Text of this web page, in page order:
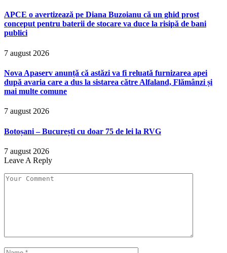
APCE o avertizează pe Diana Buzoianu că un ghid prost
conceput pentru baterii de stocare va duce la risipă de bani
publici
7 august 2026
Nova Apaserv anunță că astăzi va fi reluată furnizarea apei
după avaria care a dus la sistarea către Alfaland, Flămânzi și
mai multe comune
7 august 2026
Botoșani – București cu doar 75 de lei la RVG
7 august 2026
Leave A Reply